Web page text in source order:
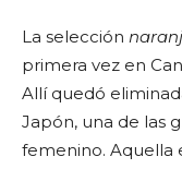
La selección
primera vez en
Allí quedó
Japón, una de las
femenino. Aquella